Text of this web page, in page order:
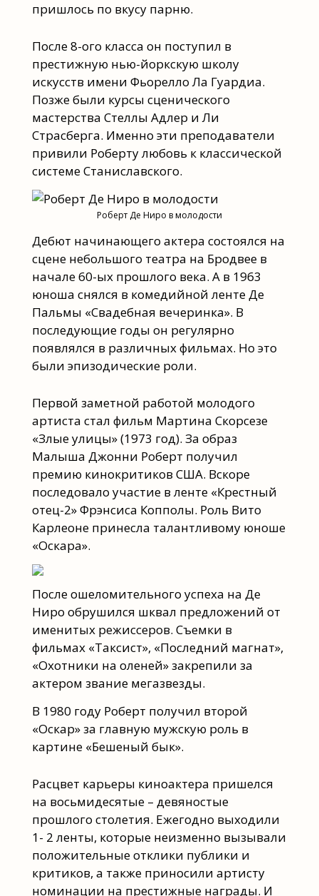
пришлось по вкусу парню.
После 8-ого класса он поступил в
престижную нью-йоркскую школу
искусств имени Фьорелло Ла Гуардиа.
Позже были курсы сценического
мастерства Стеллы Адлер и Ли
Страсберга. Именно эти преподаватели
привили Роберту любовь к классической
системе Станиславского.
Роберт Де Ниро в молодости
Дебют начинающего актера состоялся на
сцене небольшого театра на Бродвее в
начале 60-ых прошлого века. А в 1963
юноша снялся в комедийной ленте Де
Пальмы «Свадебная вечеринка». В
последующие годы он регулярно
появлялся в различных фильмах. Но это
были эпизодические роли.
Первой заметной работой молодого
артиста стал фильм Мартина Скорсезе
«Злые улицы» (1973 год). За образ
Малыша Джонни Роберт получил
премию кинокритиков США. Вскоре
последовало участие в ленте «Крестный
отец-2» Фрэнсиса Копполы. Роль Вито
Карлеоне принесла талантливому юноше
«Оскара».
После ошеломительного успеха на Де
Ниро обрушился шквал предложений от
именитых режиссеров. Съемки в
фильмах «Таксист», «Последний магнат»,
«Охотники на оленей» закрепили за
актером звание мегазвезды.
В 1980 году Роберт получил второй
«Оскар» за главную мужскую роль в
картине «Бешеный бык».
Расцвет карьеры киноактера пришелся
на восьмидесятые – девяностые
прошлого столетия. Ежегодно выходили
1- 2 ленты, которые неизменно вызывали
положительные отклики публики и
критиков, а также приносили артисту
номинации на престижные награды. И